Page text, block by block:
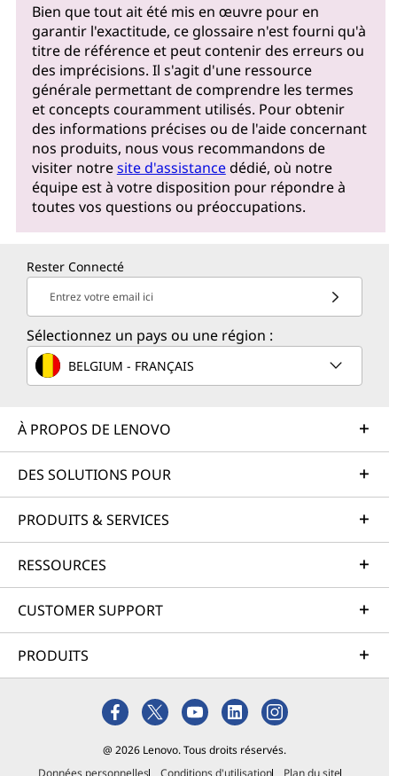
Bien que tout ait été mis en œuvre pour en
garantir l'exactitude, ce glossaire n'est fourni qu'à
titre de référence et peut contenir des erreurs ou
des imprécisions. Il s'agit d'une ressource
générale permettant de comprendre les termes
et concepts couramment utilisés. Pour obtenir
des informations précises ou de l'aide concernant
nos produits, nous vous recommandons de
visiter notresite d'assistancedédié, où notre
équipe est à votre disposition pour répondre à
toutes vos questions ou préoccupations.
Rester Connecté
Entrez votre email ici
Sélectionnez un pays ou une région :
BELGIUM - FRANÇAIS
À PROPOS DE LENOVO
DES SOLUTIONS POUR
PRODUITS & SERVICES
RESSOURCES
CUSTOMER SUPPORT
PRODUITS
@ 2026 Lenovo. Tous droits réservés.
Données personnelles
Conditions d'utilisation Plan du site